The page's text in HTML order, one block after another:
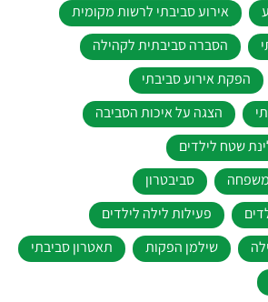
אירוע סביבתי לרשות מקומית
הסברה סביבתית לקהילה
הפקת אירוע סביבתי
הצגה על איכות הסביבה
שטח לילדים
סביבטרון
פעילות לילה לילדים
שילמן הפקות
תאטרון סביבתי